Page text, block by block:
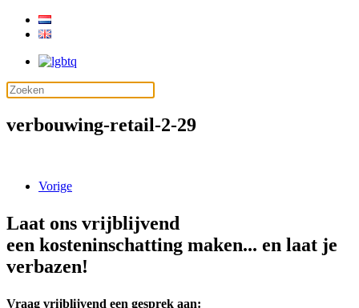
verbouwing-retail-2-29
Vorige
Laat ons vrijblijvend
een kosteninschatting maken... en laat je
verbazen!
Vraag vrijblijvend een gesprek aan: